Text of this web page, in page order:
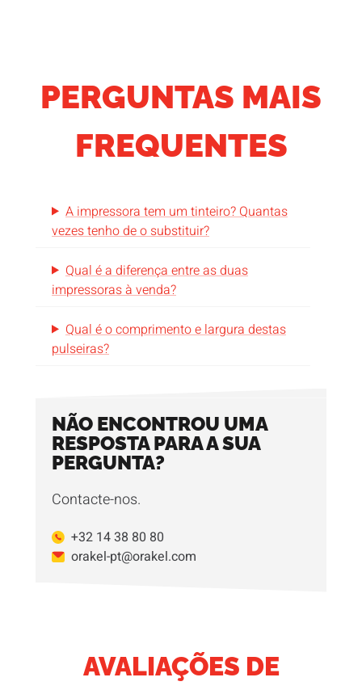
PERGUNTAS MAIS
FREQUENTES
A impressora tem um tinteiro? Quantas
vezes tenho de o substituir?
Qual é a diferença entre as duas
impressoras à venda?
Qual é o comprimento e largura destas
pulseiras?
NÃO ENCONTROU UMA
RESPOSTA PARA A SUA
PERGUNTA?
Contacte-nos.
+32 14 38 80 80
orakel-pt@orakel.com
AVALIAÇÕES DE